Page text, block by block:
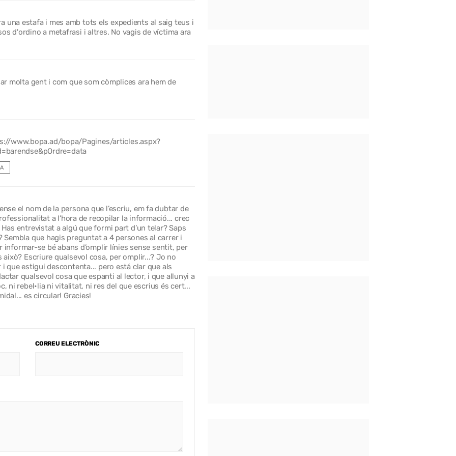
una estafa i mes amb tots els expedients al saig teus i
d'ordino a metafrasi i altres. No vagis de víctima ara
molta gent i com que som còmplices ara hem de
www.bopa.ad/bopa/Pagines/articles.aspx?
el nom de la persona que l’escriu, em fa dubtar de
a l’hora de recopilar la informació... crec
entrevistat a algú que formi part d’un telar? Saps
que hagis preguntat a 4 persones al carrer i
se bé abans d’omplir línies sense sentit, per
Escriure qualsevol cosa, per omplir...? Jo no
que estigui descontenta... pero está clar que als
qualsevol cosa que espanti al lector, i que allunyi a
ni rebel•lia ni vitalitat, ni res del que escrius és cert...
es circular! Gracies!
CORREU ELECTRÒNIC